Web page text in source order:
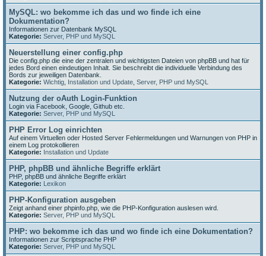
MySQL: wo bekomme ich das und wo finde ich eine
Dokumentation?
Informationen zur Datenbank MySQL
Kategorie: Server, PHP und MySQL
Neuerstellung einer config.php
Die config.php die eine der zentralen und wichtigsten Dateien von phpBB und hat für
jedes Bord einen eindeutigen Inhalt. Sie beschreibt die individuelle Verbindung des
Bords zur jeweiligen Datenbank.
Kategorie: Wichtig Installation und Update Server, PHP und MySQL
Nutzung der oAuth Login-Funktion
Login via Facebook, Google, Github etc.
Kategorie: Server, PHP und MySQL
PHP Error Log einrichten
Auf einem Virtuellen oder Hosted Server Fehlermeldungen und Warnungen von PHP in
einem Log protokollieren
Kategorie: Installation und Update
PHP, phpBB und ähnliche Begriffe erklärt
PHP, phpBB und ähnliche Begriffe erklärt
Kategorie: Lexikon
PHP-Konfiguration ausgeben
Zeigt anhand einer phpinfo.php, wie die PHP-Konfiguration auslesen wird.
Kategorie: Server, PHP und MySQL
PHP: wo bekomme ich das und wo finde ich eine Dokumentation?
Informationen zur Scriptsprache PHP
Kategorie: Server, PHP und MySQL